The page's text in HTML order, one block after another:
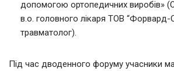
допомогою ортопедичних виробів»
в.о. головного лікаря ТОВ “Форвард-
травматолог).
Під час дводенного форуму учасники